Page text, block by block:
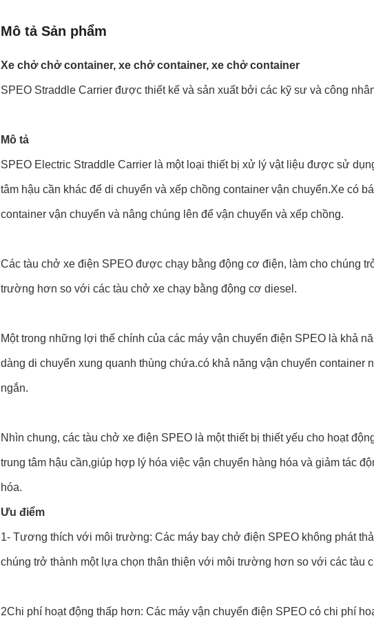
Mô tả Sản phẩm
Xe chở chở container, xe chở container, xe chở container
SPEO Straddle Carrier được thiết kế và sản xuất bởi các kỹ sư và công
Mô tả
SPEO Electric Straddle Carrier là một loại thiết bị xử lý vật liệu được sử
tâm hậu cần khác để di chuyển và xếp chồng container vận chuyển.Xe có
container vận chuyển và nâng chúng lên để vận chuyển và xếp chồng.
Các tàu chở xe điện SPEO được chạy bằng động cơ điện, làm cho chúng
trường hơn so với các tàu chở xe chạy bằng động cơ diesel.
Một trong những lợi thế chính của các máy vận chuyển điện SPEO là khả
dàng di chuyển xung quanh thùng chứa.có khả năng vận chuyển container
ngắn.
Nhìn chung, các tàu chở xe điện SPEO là một thiết bị thiết yếu cho hoạt
trung tâm hậu cần,giúp hợp lý hóa việc vận chuyển hàng hóa và giảm tác
hóa.
Ưu điểm
1- Tương thích với môi trường: Các máy bay chở điện SPEO không phát
chúng trở thành một lựa chọn thân thiện với môi trường hơn so với các tàu
2Chi phí hoạt động thấp hơn: Các máy vận chuyển điện SPEO có chi phí